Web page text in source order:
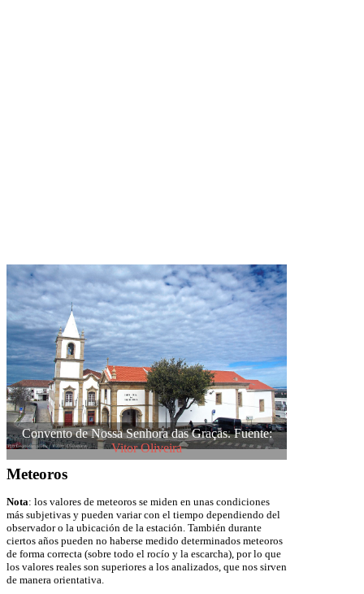
Convento de Nossa Senhora das Graças. Fuente:
Vitor Oliveira
Meteoros
Nota: los valores de meteoros se miden en unas condiciones
más subjetivas y pueden variar con el tiempo dependiendo del
observador o la ubicación de la estación. También durante
ciertos años pueden no haberse medido determinados meteoros
de forma correcta (sobre todo el rocío y la escarcha), por lo que
los valores reales son superiores a los analizados, que nos sirven
de manera orientativa.